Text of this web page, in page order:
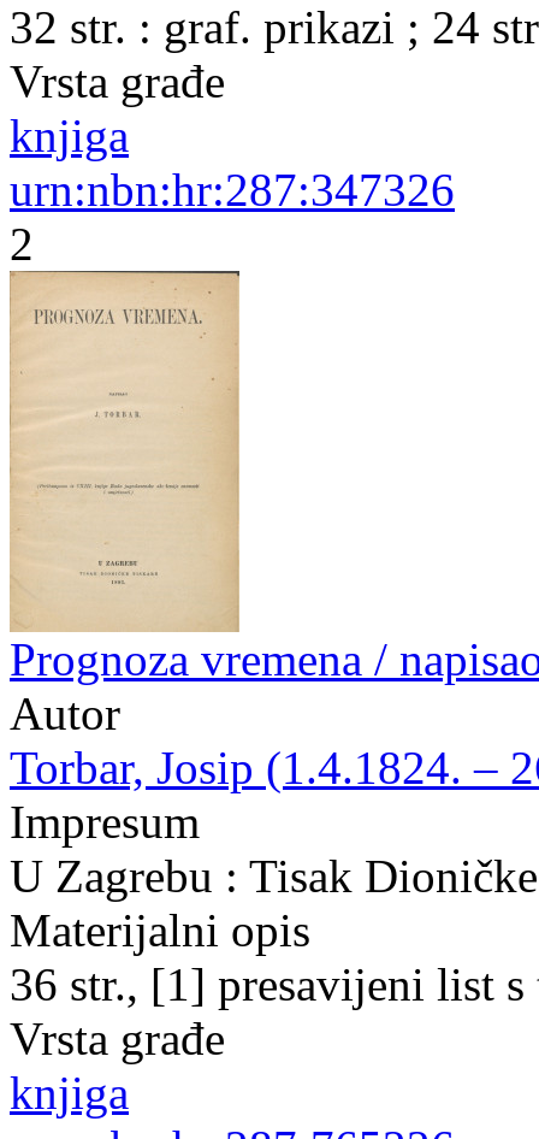
32 str. : graf. prikazi ; 24
Vrsta građe
knjiga
urn:nbn:hr:287:347326
2
Prognoza vremena /
Autor
Torbar, Josip (1.4.1824. –
Impresum
U Zagrebu : Tisak
Materijalni opis
36 str., [1] presavijeni list
Vrsta građe
knjiga